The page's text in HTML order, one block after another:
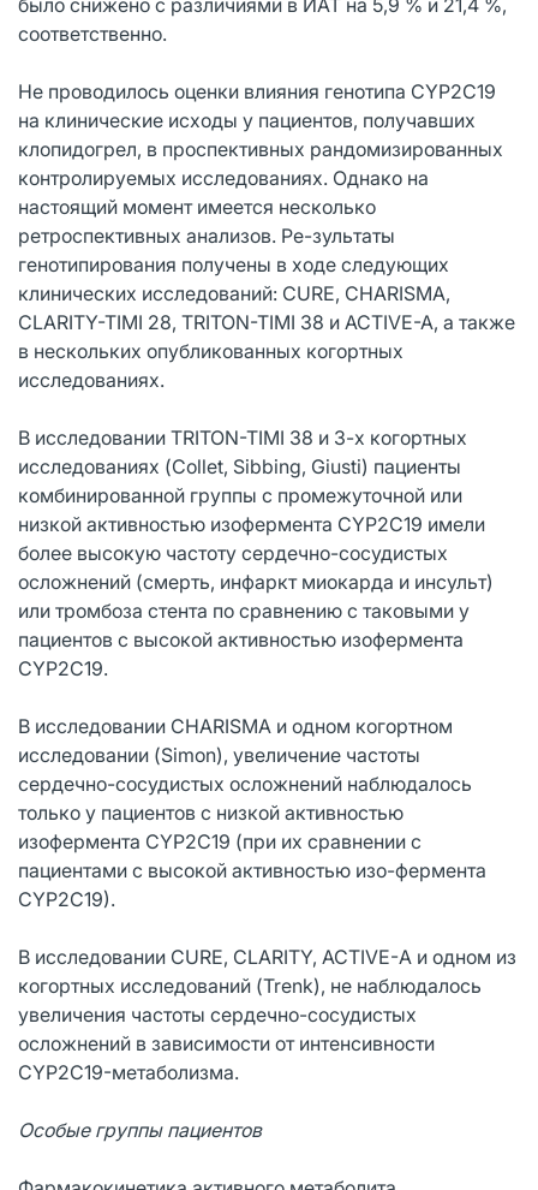
соответственно.
Не проводилось оценки влияния генотипа CYP2C19
на клинические исходы у пациентов, получавших
клопидогрел, в проспективных рандомизированных
контролируемых исследованиях. Однако на
настоящий момент имеется несколько
ретроспективных анализов. Ре-зультаты
генотипирования получены в ходе следующих
клинических исследований: CURE, CHARISMA,
CLARITY-TIMI 28, TRITON-TIMI 38 и ACTIVE-A, а также
в нескольких опубликованных когортных
исследованиях.
В исследовании TRITON-TIMI 38 и 3-х когортных
исследованиях (Collet, Sibbing, Giusti) пациенты
комбинированной группы с промежуточной или
низкой активностью изофермента CYP2C19 имели
более высокую частоту сердечно-сосудистых
осложнений (смерть, инфаркт миокарда и инсульт)
или тромбоза стента по сравнению с таковыми у
пациентов с высокой активностью изофермента
CYP2C19.
В исследовании CHARISMA и одном когортном
исследовании (Simon), увеличение частоты
сердечно-сосудистых осложнений наблюдалось
только у пациентов с низкой активностью
изофермента СYР2С19 (при их сравнении с
пациентами с высокой активностью изо-фермента
СYР2С19).
В исследовании CURE, CLARITY, ACTIVE-А и одном из
когортных исследований (Trenk), не наблюдалось
увеличения частоты сердечно-сосудистых
осложнений в зависимости от интенсивности
CYP2C19-метаболизма.
Особые группы пациентов